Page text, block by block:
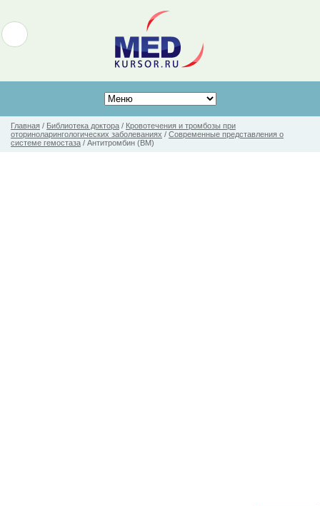
Главная / Библиотека доктора / Кровотечения и тромбозы при
оториноларингологических заболеваниях / Современные представления о
системе гемостаза / Антитромбин (ВМ)